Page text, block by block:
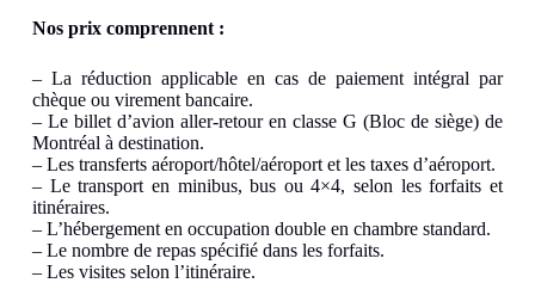
Nos prix comprennent :
– La réduction applicable en cas de paiement intégral par
chèque ou virement bancaire.
– Le billet d’avion aller-retour en classe G (Bloc de siège) de
Montréal à destination.
– Les transferts aéroport/hôtel/aéroport et les taxes d’aéroport.
– Le transport en minibus, bus ou 4×4, selon les forfaits et
itinéraires.
– L’hébergement en occupation double en chambre standard.
– Le nombre de repas spécifié dans les forfaits.
– Les visites selon l’itinéraire.